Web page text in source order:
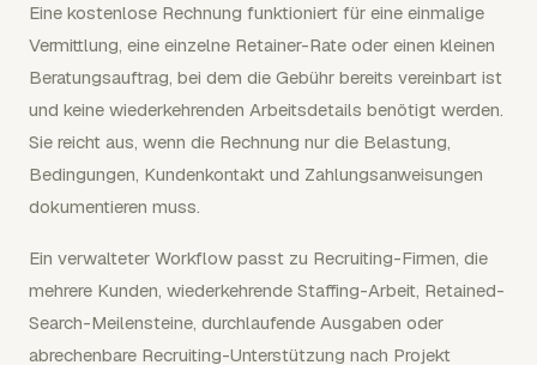
Eine kostenlose Rechnung funktioniert für eine einmalige
Vermittlung, eine einzelne Retainer-Rate oder einen kleinen
Beratungsauftrag, bei dem die Gebühr bereits vereinbart ist
und keine wiederkehrenden Arbeitsdetails benötigt werden.
Sie reicht aus, wenn die Rechnung nur die Belastung,
Bedingungen, Kundenkontakt und Zahlungsanweisungen
dokumentieren muss.
Ein verwalteter Workflow passt zu Recruiting-Firmen, die
mehrere Kunden, wiederkehrende Staffing-Arbeit, Retained-
Search-Meilensteine, durchlaufende Ausgaben oder
abrechenbare Recruiting-Unterstützung nach Projekt